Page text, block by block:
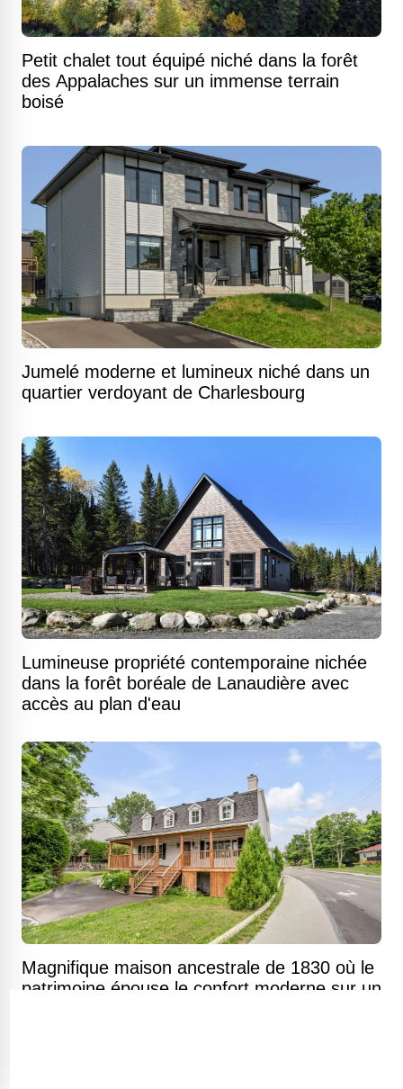
Petit chalet tout équipé niché dans la forêt
des Appalaches sur un immense terrain
boisé
Jumelé moderne et lumineux niché dans un
quartier verdoyant de Charlesbourg
Lumineuse propriété contemporaine nichée
dans la forêt boréale de Lanaudière avec
accès au plan d'eau
Magnifique maison ancestrale de 1830 où le
patrimoine épouse le confort moderne sur un